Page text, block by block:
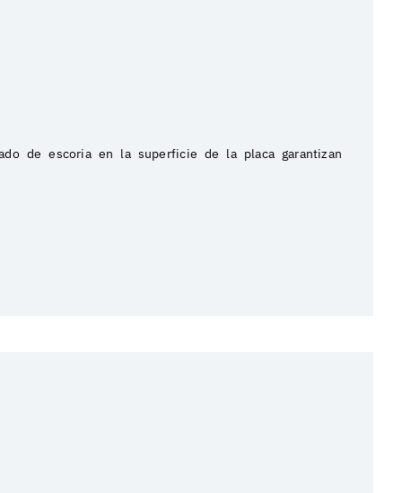
de escoria en la superficie de la placa garantizan